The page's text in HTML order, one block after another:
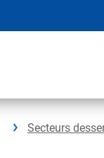
Secteurs